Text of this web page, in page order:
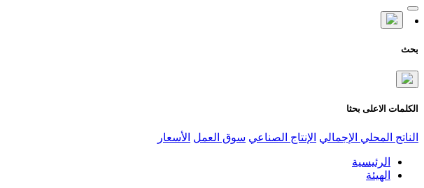
بحث
الكلمات الاعلى بحثا
الناتج المحلي الإجمالي الإنتاج الصناعي سوق العمل الأسعار
الرئيسية
الهيئة